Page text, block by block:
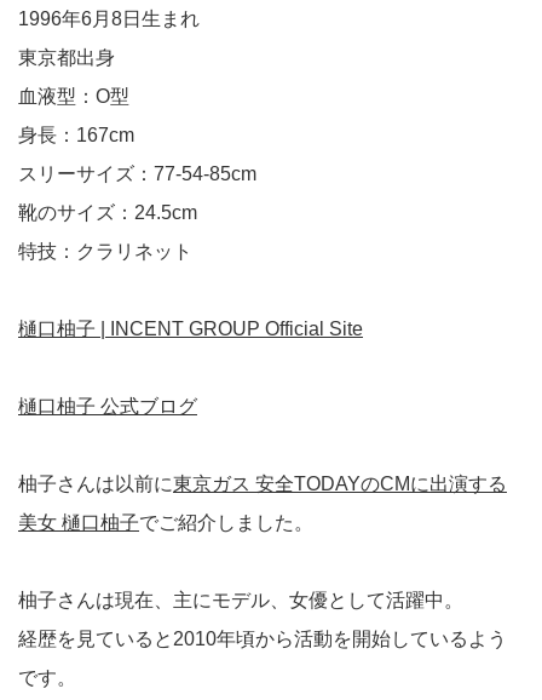
1996年6月8日生まれ
東京都出身
血液型：O型
身長：167cm
スリーサイズ：77-54-85cm
靴のサイズ：24.5cm
特技：クラリネット
樋口柚子 | INCENT GROUP Official Site
樋口柚子 公式ブログ
柚子さんは以前に東京ガス 安全TODAYのCMに出演する
美女 樋口柚子でご紹介しました。
柚子さんは現在、主にモデル、女優として活躍中。
経歴を見ていると2010年頃から活動を開始しているよう
です。